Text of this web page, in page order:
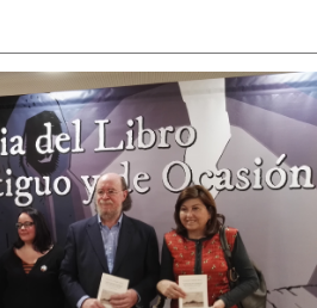
aplicación
externa.
aplicación
externa.